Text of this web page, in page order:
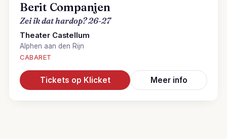
Berit Companjen
Zei ik dat hardop? 26-27
Theater Castellum
Alphen aan den Rijn
CABARET
Tickets op Klicket Meer info